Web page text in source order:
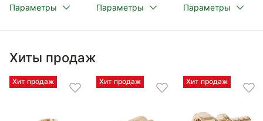
Параметры Параметры Параметры
Хиты продаж
Хит продаж Хит продаж Хит продаж